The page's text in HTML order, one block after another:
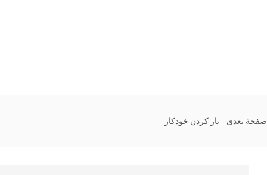
بار کردن خودکار صفحۀ بعدی